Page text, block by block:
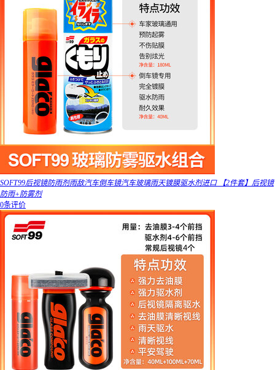
SOFT99后视镜防雨剂雨敌汽车倒车镜汽车玻璃雨天镀膜驱水剂进口 【2件套】后视镜
防雨+防雾剂
0条评价